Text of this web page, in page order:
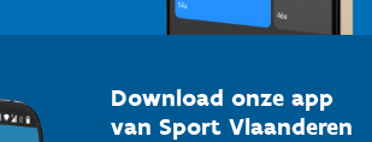
Download onze app
van Sport Vlaanderen